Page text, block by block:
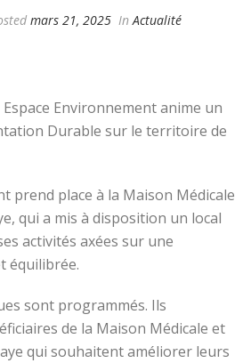
mars 21, 2025 InActualité
Environnement anime un
Durable sur le territoire de
prend place à la Maison Médicale
qui a mis à disposition un local
activités axées sur une
équilibrée.
sont programmés. Ils
de la Maison Médicale et
qui souhaitent améliorer leurs